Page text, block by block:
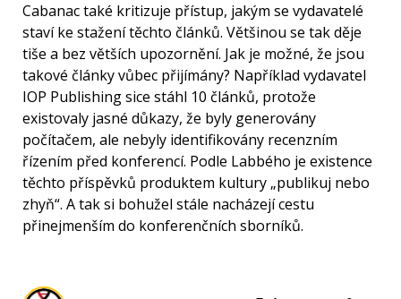
Cabanac také kritizuje přístup, jakým se vydavatelé
staví ke stažení těchto článků. Většinou se tak děje
tiše a bez větších upozornění. Jak je možné, že jsou
takové články vůbec přijímány? Například vydavatel
IOP Publishing sice stáhl 10 článků, protože
existovaly jasné důkazy, že byly generovány
počítačem, ale nebyly identifikovány recenzním
řízením před konferencí. Podle Labbého je existence
těchto příspěvků produktem kultury „publikuj nebo
zhyň“. A tak si bohužel stále nacházejí cestu
přinejmenším do konferenčních sborníků.